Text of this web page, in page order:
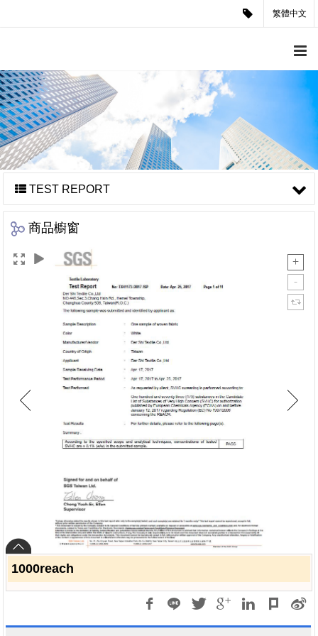
繁體中文
TEST REPORT
商品櫥窗
1000reach